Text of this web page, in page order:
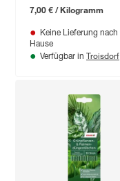
7,00 € / Kilogramm
Keine Lieferung nach
Hause
Verfügbar in Troisdorf